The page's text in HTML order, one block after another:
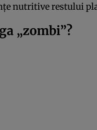
nutritive restului
„zombi”?